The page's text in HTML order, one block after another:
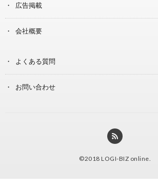
広告掲載
会社概要
よくある質問
お問い合わせ
©2018 LOGI-BIZ online